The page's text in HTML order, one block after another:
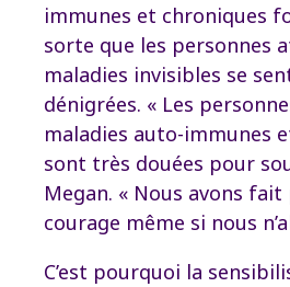
immunes et chroniques
sorte que les personnes
maladies invisibles se
dénigrées. « Les
maladies auto-immunes
sont très douées pour
Megan. « Nous avons fait
courage même si nous
C’est pourquoi la